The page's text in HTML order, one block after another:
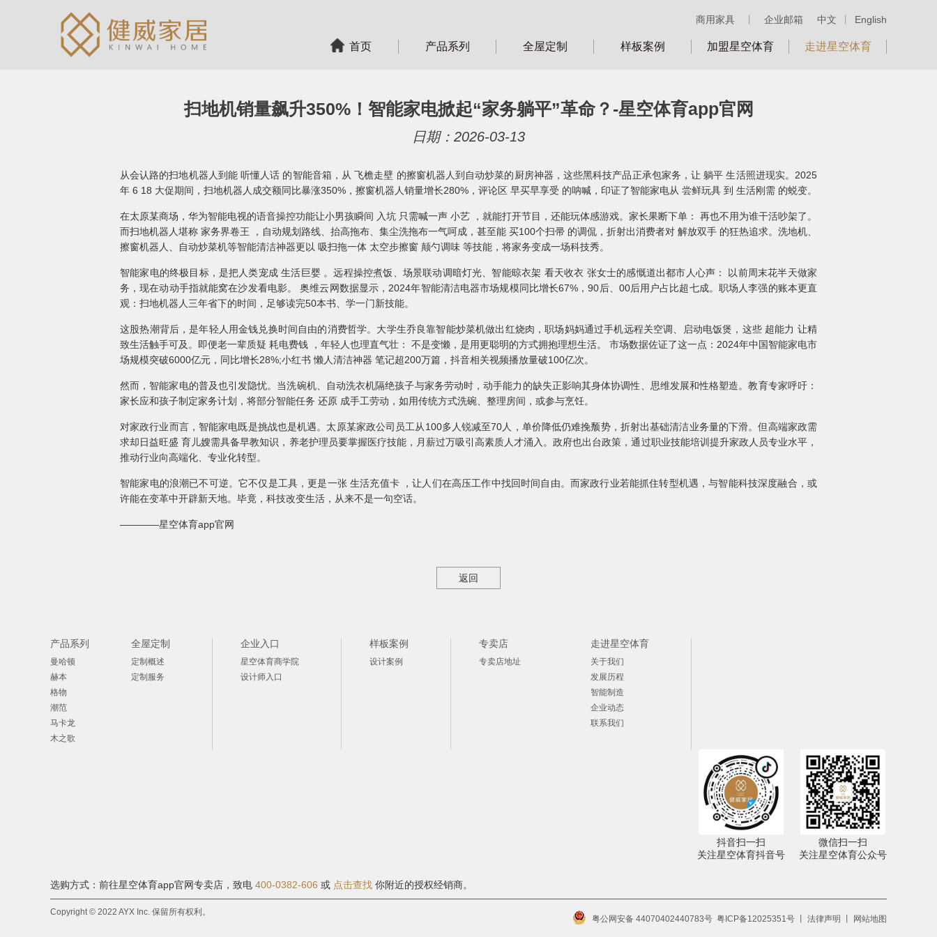
中文 English
商用家具 企业邮箱
首页 产品系列 全屋定制 样板案例 加盟星空体育 走进星空体育
扫地机销量飙升350%！智能家电掀起“家务躺平”革命？-星空体育app官网
日期：2026-03-13
从会认路的扫地机器人到能 听懂人话 的智能音箱，从 飞檐走壁 的擦窗机器人到自动炒菜的厨房神器，这些黑科技产品正承包家务，让 躺平 生活照进现实。2025
年 6 18 大促期间，扫地机器人成交额同比暴涨350%，擦窗机器人销量增长280%，评论区 早买早享受 的呐喊，印证了智能家电从 尝鲜玩具 到 生活刚需 的蜕变。
在太原某商场，华为智能电视的语音操控功能让小男孩瞬间 入坑 只需喊一声 小艺 ，就能打开节目，还能玩体感游戏。家长果断下单： 再也不用为谁干活吵架了。
而扫地机器人堪称 家务界卷王 ，自动规划路线、抬高拖布、集尘洗拖布一气呵成，甚至能 买100个扫帚 的调侃，折射出消费者对 解放双手 的狂热追求。洗地机、
擦窗机器人、自动炒菜机等智能清洁神器更以 吸扫拖一体 太空步擦窗 颠勺调味 等技能，将家务变成一场科技秀。
智能家电的终极目标，是把人类宠成 生活巨婴 。远程操控煮饭、场景联动调暗灯光、智能晾衣架 看天收衣 张女士的感慨道出都市人心声： 以前周末花半天做家
务，现在动动手指就能窝在沙发看电影。 奥维云网数据显示，2024年智能清洁电器市场规模同比增长67%，90后、00后用户占比超七成。职场人李强的账本更直
观：扫地机器人三年省下的时间，足够读完50本书、学一门新技能。
这股热潮背后，是年轻人用金钱兑换时间自由的消费哲学。大学生乔良靠智能炒菜机做出红烧肉，职场妈妈通过手机远程关空调、启动电饭煲，这些 超能力 让精
致生活触手可及。即便老一辈质疑 耗电费钱 ，年轻人也理直气壮： 不是变懒，是用更聪明的方式拥抱理想生活。 市场数据佐证了这一点：2024年中国智能家电市
场规模突破6000亿元，同比增长28%;小红书 懒人清洁神器 笔记超200万篇，抖音相关视频播放量破100亿次。
然而，智能家电的普及也引发隐忧。当洗碗机、自动洗衣机隔绝孩子与家务劳动时，动手能力的缺失正影响其身体协调性、思维发展和性格塑造。教育专家呼吁：
家长应和孩子制定家务计划，将部分智能任务 还原 成手工劳动，如用传统方式洗碗、整理房间，或参与烹饪。
对家政行业而言，智能家电既是挑战也是机遇。太原某家政公司员工从100多人锐减至70人，单价降低仍难挽颓势，折射出基础清洁业务量的下滑。但高端家政需
求却日益旺盛 育儿嫂需具备早教知识，养老护理员要掌握医疗技能，月薪过万吸引高素质人才涌入。政府也出台政策，通过职业技能培训提升家政人员专业水平，
推动行业向高端化、专业化转型。
智能家电的浪潮已不可逆。它不仅是工具，更是一张 生活充值卡 ，让人们在高压工作中找回时间自由。而家政行业若能抓住转型机遇，与智能科技深度融合，或
许能在变革中开辟新天地。毕竟，科技改变生活，从来不是一句空话。
————星空体育app官网
返回
产品系列
曼哈顿
赫本
格物
潮范
马卡龙
木之歌
全屋定制
定制概述
定制服务
企业入口
星空体育商学院
设计师入口
样板案例
设计案例
专卖店
专卖店地址
走进星空体育
关于我们
发展历程
智能制造
企业动态
联系我们
抖音扫一扫
关注星空体育抖音号
微信扫一扫
关注星空体育公众号
选购方式：前往星空体育app官网专卖店， 致电 400-0382-606 或 点击查找 你附近的授权经销商。
Copyright © 2022 AYX Inc. 保留所有权利。
粤公网安备 44070402440783号 粤ICP备12025351号 法律声明 网站地图